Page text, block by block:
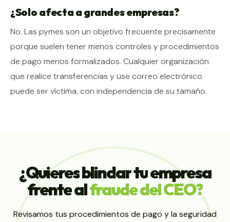
¿Solo afecta a grandes empresas?
No. Las pymes son un objetivo frecuente precisamente
porque suelen tener menos controles y procedimientos
de pago menos formalizados. Cualquier organización
que realice transferencias y use correo electrónico
puede ser víctima, con independencia de su tamaño.
¿Quieresblindartuempresa
frentealfraudedelCEO?
Revisamos tus procedimientos de pago y la seguridad